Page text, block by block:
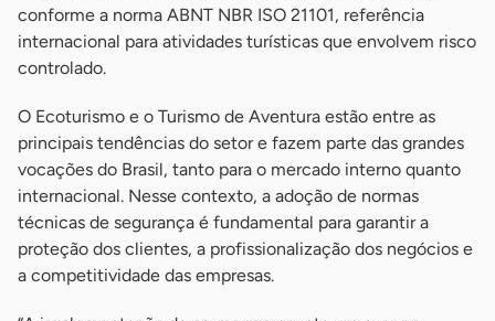
conforme a norma ABNT NBR ISO 21101, referência
internacional para atividades turísticas que envolvem risco
controlado.
O Ecoturismo e o Turismo de Aventura estão entre as
principais tendências do setor e fazem parte das grandes
vocações do Brasil, tanto para o mercado interno quanto
internacional. Nesse contexto, a adoção de normas
técnicas de segurança é fundamental para garantir a
proteção dos clientes, a profissionalização dos negócios e
a competitividade das empresas.